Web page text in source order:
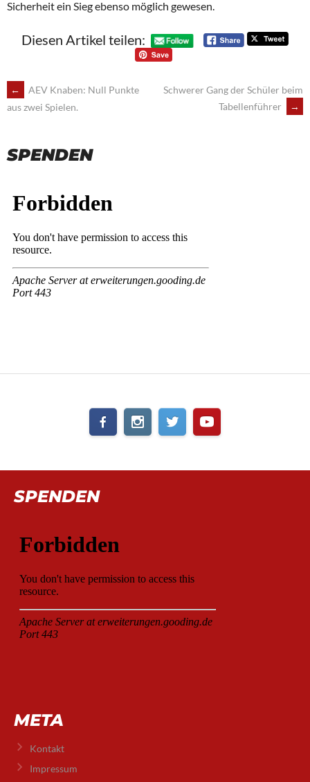
Sicherheit ein Sieg ebenso möglich gewesen.
Diesen Artikel teilen:
POST
←
AEV Knaben: Null Punkte
aus zwei Spielen.
Schwerer Gang der Schüler beim
Tabellenführer
→
SPENDEN
SPENDEN
META
Kontakt
Impressum